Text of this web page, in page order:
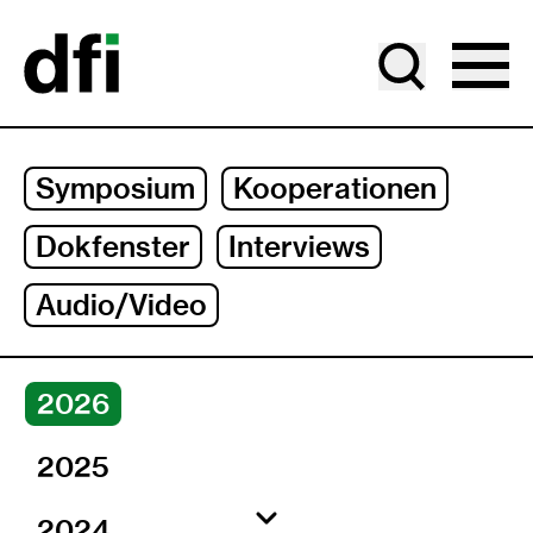
Symposium
Kooperationen
Dokfenster
Interviews
Audio/Video
Jahre
2026
2025